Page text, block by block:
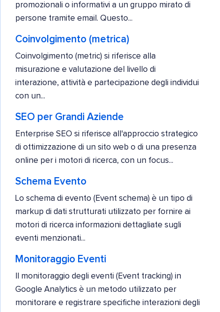
promozionali o informativi a un gruppo mirato di
persone tramite email. Questo...
Coinvolgimento (metrica)
Coinvolgimento (metric) si riferisce alla
misurazione e valutazione del livello di
interazione, attività e partecipazione degli individui
con un...
SEO per Grandi Aziende
Enterprise SEO si riferisce all'approccio strategico
di ottimizzazione di un sito web o di una presenza
online per i motori di ricerca, con un focus...
Schema Evento
Lo schema di evento (Event schema) è un tipo di
markup di dati strutturati utilizzato per fornire ai
motori di ricerca informazioni dettagliate sugli
eventi menzionati...
Monitoraggio Eventi
Il monitoraggio degli eventi (Event tracking) in
Google Analytics è un metodo utilizzato per
monitorare e registrare specifiche interazioni degli